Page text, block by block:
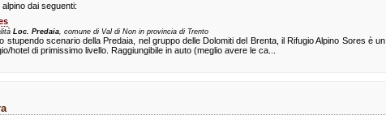
dai seguenti:
Loc. Predaia, comune di Val di Non in provincia di Trento
stupendo scenario della Predaia, nel gruppo delle Dolomiti del Brenta, il Rifugio Alpino Sores è un
hotel di primissimo livello. Raggiungibile in auto (meglio avere le ca...